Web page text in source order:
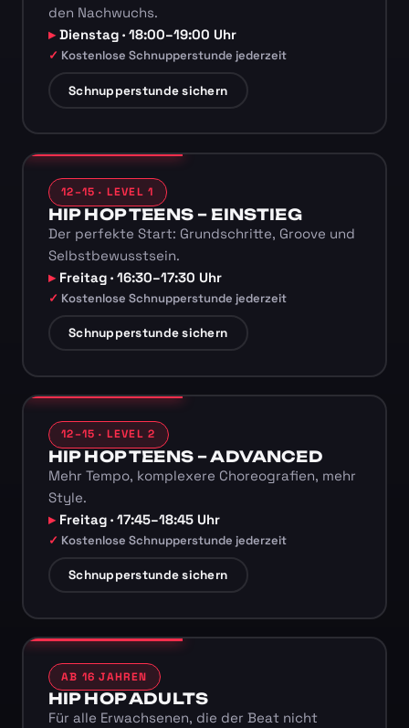
den Nachwuchs.
Dienstag · 18:00–19:00 Uhr
Kostenlose Schnupperstunde jederzeit
Schnupperstunde sichern
12–15 · LEVEL 1
HIP HOP TEENS – EINSTIEG
Der perfekte Start: Grundschritte, Groove und
Selbstbewusstsein.
Freitag · 16:30–17:30 Uhr
Kostenlose Schnupperstunde jederzeit
Schnupperstunde sichern
12–15 · LEVEL 2
HIP HOP TEENS – ADVANCED
Mehr Tempo, komplexere Choreografien, mehr
Style.
Freitag · 17:45–18:45 Uhr
Kostenlose Schnupperstunde jederzeit
Schnupperstunde sichern
AB 16 JAHREN
HIP HOP ADULTS
Für alle Erwachsenen, die der Beat nicht